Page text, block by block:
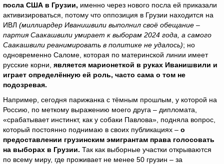
посла США в Грузии, именно через нового посла ей приказали
активизироваться, потому что оппозиция в Грузии находится на
ИВЛ (миллиардер Иванишвили выполнил своё обещание –
партия Саакашвили умирает к выборам 2024 года, а самого
Саакашвили реанимировать в политике не удалось); но
одновременно Саломе, которая по материнской линии имеет
русские корни, является марионеткой в руках Иванишвили и
играет определённую ей роль, часто сама о том не
подозревая.
Например, сегодня парижанка с тёмным прошлым, у которой на
Россию, по меткому выражению моего друга – дипломата,
«срабатывает инстинкт, как у собаки Павлова», подняла вопрос,
который постоянно поднимаю в своих публикациях – о
предоставлении грузинским эмигрантам права голосовать
на выборах в Грузии. Так как выборные участки открываются
по всему миру, где проживает не менее 50 грузин – за